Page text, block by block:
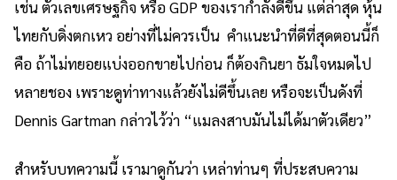
เช่น ตัวเลขเศรษฐกิจ หรือ GDP ของเรากำลังดีขึ้น แต่ล่าสุด หุ้น
ไทยกับดิ่งตกเหว อย่างที่ไม่ควรเป็น คำแนะนำที่ดีที่สุดตอนนี้ก็
คือ ถ้าไม่ทยอยแบ่งออกขายไปก่อน ก็ต้องกินยา ธัมใจหมดไป
หลายชอง เพราะดูท่าทางแล้วยังไม่ดีขึ้นเลย หรือจะเป็นดังที่
Dennis Gartman กล่าวไว้ว่า “แมลงสาบมันไม่ได้มาตัวเดียว”
สำหรับบทความนี้ เรามาดูกันว่า เหล่าท่านๆ ที่ประสบความ